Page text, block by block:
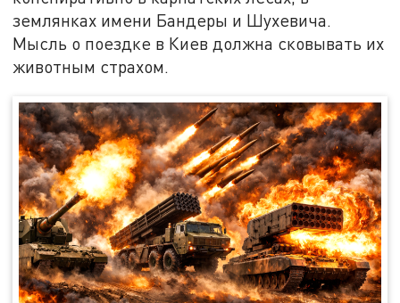
землянках имени Бандеры и Шухевича.
Мысль о поездке в Киев должна сковывать их
животным страхом.